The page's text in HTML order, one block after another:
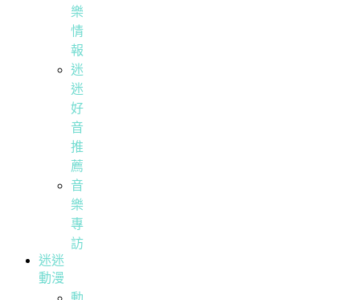
樂
情
報
迷
迷
好
音
推
薦
音
樂
專
訪
迷迷
動漫